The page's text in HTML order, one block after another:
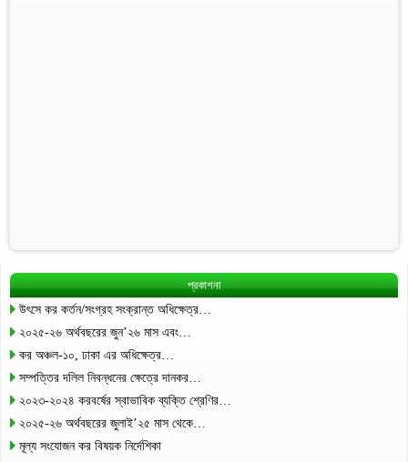
প্রকাশনা
উৎসে কর কর্তন/সংগ্রহ সংক্রান্ত অধিক্ষেত্র…
২০২৫-২৬ অর্থবছরের জুন’২৬ মাস এবং…
কর অঞ্চল-১০, ঢাকা এর অধিক্ষেত্র…
সম্পত্তির দলিল নিবন্ধনের ক্ষেত্রে দানকর…
২০২৩-২০২৪ করবর্ষের স্বাভাবিক ব্যক্তি শ্রেণির…
২০২৫-২৬ অর্থবছরের জুলাই’২৫ মাস থেকে…
মূল্য সংযোজন কর বিষয়ক নির্দেশিকা